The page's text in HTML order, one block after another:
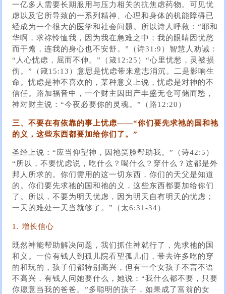
一亿多人需要长期服用与压力相关的抗焦虑药物。可见忧
虑以及它所导致的一系列精神、心理和身体的机能障碍已
经成为一个很大的医学和社会问题。所以诗人呼救：“耶和
华啊，求祢怜恤我，因为我在急难之中；我的眼睛因忧愁
而干瘪，连我的身心也不安舒。”（诗31:9）智慧人劝诫：
“人心忧虑，屈而不伸。”（箴12:25）“心里忧愁，灵被损
伤。”（箴15:13）意思是忧虑带来意志消沉。二是影响生
命。忧虑是神不喜欢的，某种意义上说，忧虑是对神的不
信任。路加福音中，一个财主因田产丰盛无仓可储而愁，
神对财主说：“今夜必要你的灵魂。”（路12:20）
三、不要在有依靠的事上忧虑——“你们要先求祂的国和祂
的义，这些东西都要加给你们了。”
圣经上说：“应当仰望神，因祂笑脸帮助我。”（诗42:5）
“所以，不要忧虑说，吃什么？喝什么？穿什么？这都是外
邦人所求的。你们需用的这一切东西，你们的天父是知道
的。你们要先求祂的国和祂的义，这些东西都要加给你们
了。所以，不要为明天忧虑，因为明天自有明天的忧虑；
一天的难处一天当就够了。”（太6:31-34）
1. 增长信心
既然神能帮助解决问题，我们抓住神就行了，先求祂的国
和义。一位有钱人到孤儿院看望孤儿们，带去许多吃的穿
的和玩的，孩子们都特别高兴，但有一个女孩子不言不语
不高兴，有钱人问她要什么，她说：“我什么都不要，只要
你愿意当我的爸爸。”多聪明的孩子，如果成了富翁的女